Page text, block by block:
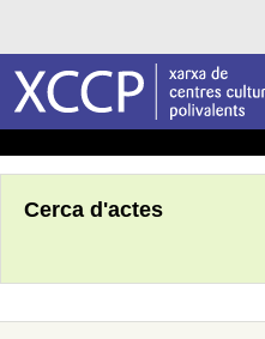
Cerca d'actes